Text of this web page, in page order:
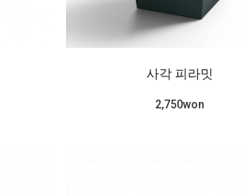
사각 피라밋
2,750won